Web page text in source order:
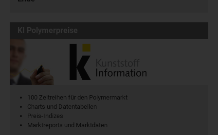
KI Polymerpreise
100 Zeitreihen für den Polymermarkt
Charts und Datentabellen
Preis-Indizes
Marktreports und Marktdaten